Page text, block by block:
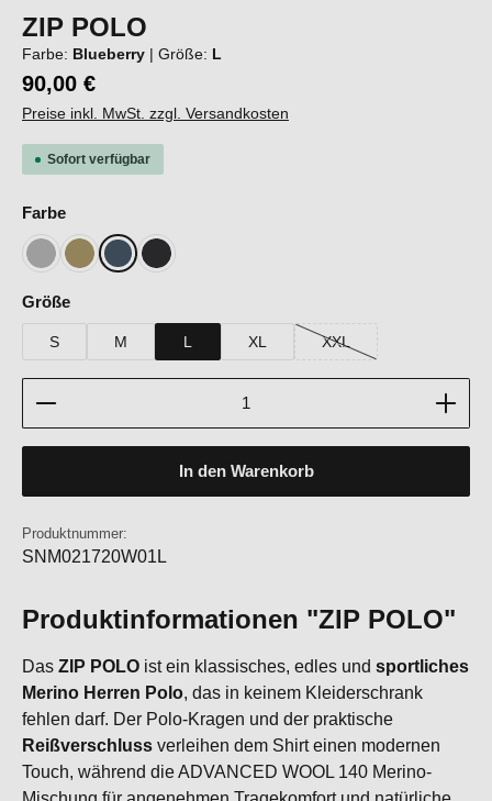
ZIP POLO
Farbe: Blueberry | Größe: L
90,00 €
Preise inkl. MwSt. zzgl. Versandkosten
Sofort verfügbar
Farbeauswählen
Cashmere Grey Melange
SaharaBlueberryJet Black
Größeauswählen
S M L XL XXL
(Diese Option ist zurzeit
Produkt Anzahl: Gib den gewünschten Wert ein
In den Warenkorb
Produktnummer:
SNM021720W01L
Produktinformationen "ZIP POLO"
Das ZIP POLO ist ein klassisches, edles und sportliches
Merino Herren Polo, das in keinem Kleiderschrank
fehlen darf. Der Polo-Kragen und der praktische
Reißverschluss verleihen dem Shirt einen modernen
Touch, während die ADVANCED WOOL 140 Merino-